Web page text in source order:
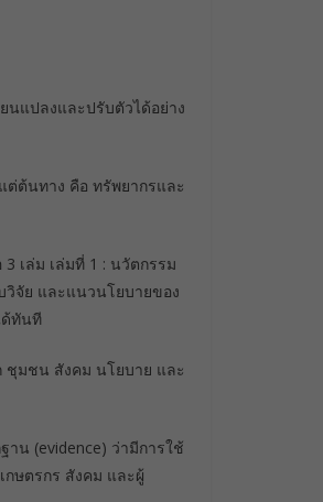
นแปลงและปรับตัวได้อย่าง
ต่ต้นทาง คือ ทรัพยากรและ
เล่ม เล่มที่ 1 : นวัตกรรม
จัย และแนวนโยบายของ
ด้ทันที
ชุมชน สังคม นโยบาย และ
น (evidence) ว่ามีการใช้
ษตรกร สังคม และผู้